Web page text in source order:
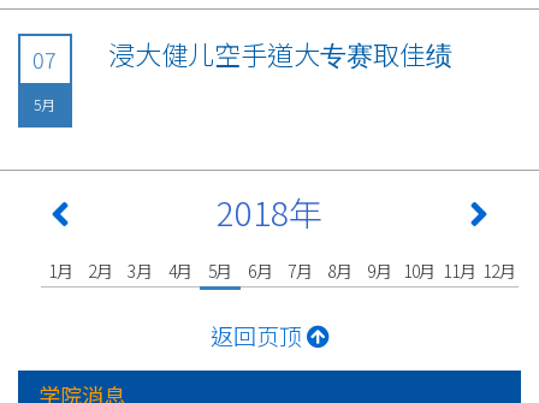
07
5月
浸大健儿空手道大专赛取佳绩
2018年
1月 2月 3月 4月 5月 6月 7月 8月 9月 10月 11月 12月
返回页顶
学院消息